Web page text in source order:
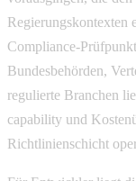
Regierungskontexten
Compliance-
Bundesbehörden,
regulierte Branchen
capability und
Richtlinienschicht